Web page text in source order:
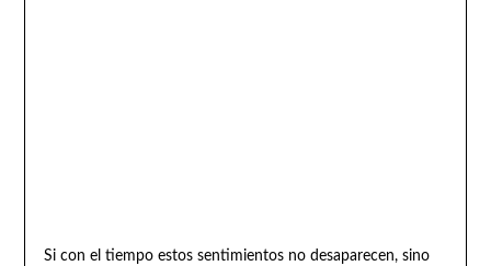
Si con el tiempo estos sentimientos no desaparecen, sino